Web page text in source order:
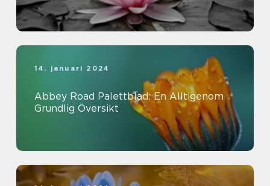
14. januari 2024
Abbey Road Palettblad: En Alltigenom
Grundlig Översikt